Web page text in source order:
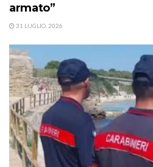
armato”
31 LUGLIO, 2026